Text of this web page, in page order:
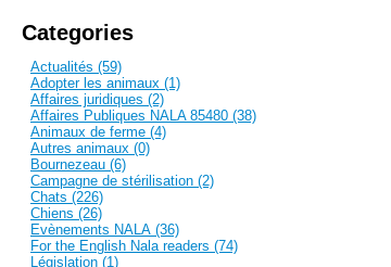
Categories
Actualités (59)
Adopter les animaux (1)
Affaires juridiques (2)
Affaires Publiques NALA 85480 (38)
Animaux de ferme (4)
Autres animaux (0)
Bournezeau (6)
Campagne de stérilisation (2)
Chats (226)
Chiens (26)
Evènements NALA (36)
For the English Nala readers (74)
Législation (1)